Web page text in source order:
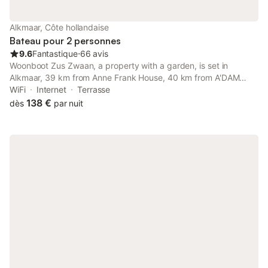
Découvrez Alkmaar depuis notre belle chambre d'hôtes dans le
jardin lors de votre city trip ! Alkmaar, la ville du fromage,
Alkmaar, Côte hollandaise
Bateau pour 2 personnes
9.6Fantastique⋅66 avis
Woonboot Zus Zwaan, a property with a garden, is set in
Alkmaar, 39 km from Anne Frank House, 40 km from A'DAM
Lookout, as well as 41 km from Rembrandt House.
WiFi Internet
Terrasse
dès 138 € par nuit